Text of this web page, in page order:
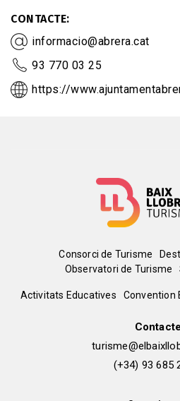
CONTACTE
informacio@abrera.cat
93 770 03 25
https://
Menú
del
Consorci de Turisme
Observatori de Turisme
Peu
Activitats Educatives Convention
Contacte
(+34) 93 685